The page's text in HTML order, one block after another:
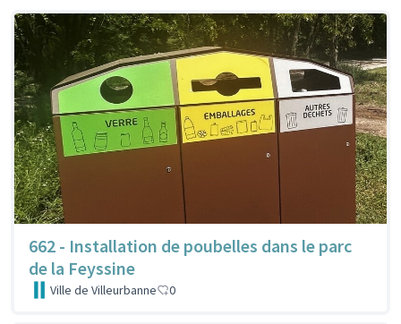
662 - Installation de poubelles dans le parc
de la Feyssine
Ville de Villeurbanne 0